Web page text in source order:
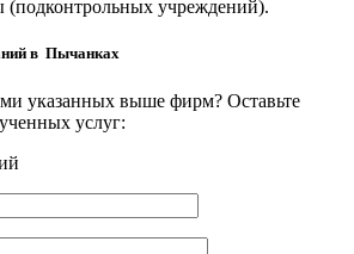
(подконтрольных учреждений).
в Пычанках
указанных выше фирм? Оставьте
услуг: